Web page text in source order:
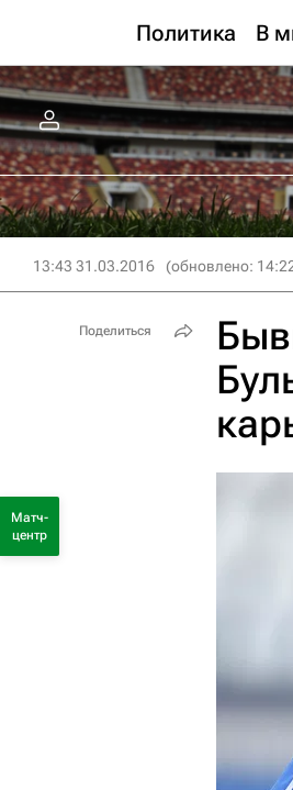
Политика В
13:43 31.03.2016 (обновлено:
Поделиться
Матч-
центр